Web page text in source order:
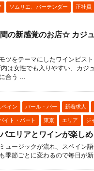
ソムリエ、バーテンダー 正社員
の新感覚のお店☆ カジ
ツをテーマにしたワインビス
は女性でも入りやすい、カジ
合う ...
ペイン バール・バー 新着求人
イト・パート 東京 エリア ジ
エリアとワインが楽し
ュージックが流れ、スペイン
季節ごとに変わるので毎日が新